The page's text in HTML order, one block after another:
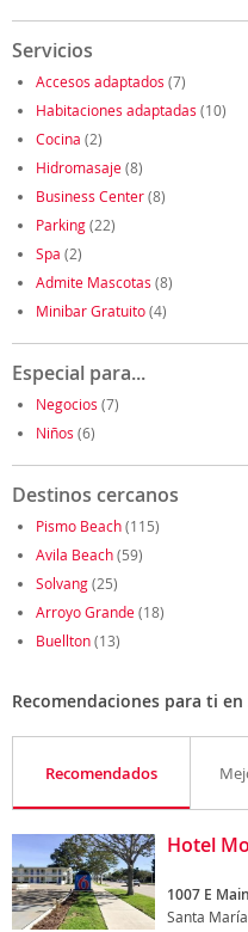
Servicios
Accesos adaptados (7)
Habitaciones adaptadas (10)
Cocina (2)
Hidromasaje(8)
Business Center(8)
Parking(22)
Spa (2)
Admite Mascotas (8)
Minibar Gratuito(4)
Especial para...
Negocios (7)
Niños (6)
Destinos cercanos
Pismo Beach(115)
Avila Beach(59)
Solvang(25)
Arroyo Grande(18)
Buellton(13)
Recomendaciones para ti
Recomendados
Hotel
1007 E
Santa María